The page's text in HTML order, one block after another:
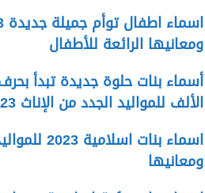
ومعانيها الرائعة للأطفال
أسماء بنات حلوة جديدة تبدأ
الألف للمواليد الجدد من الإناث 2023
اسماء بنات
ومعانيها